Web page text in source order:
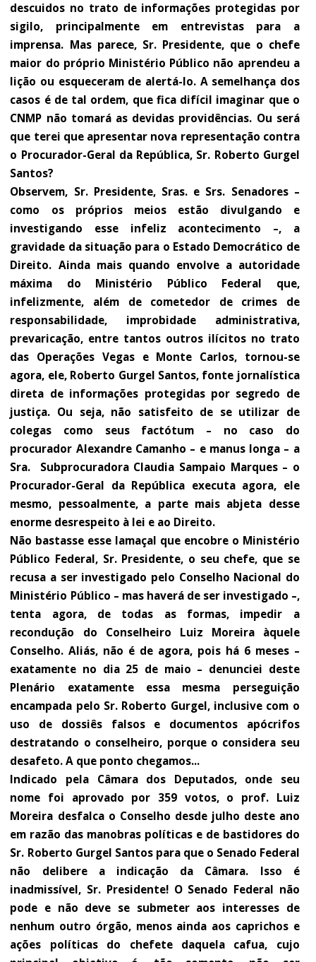
descuidos no trato de informações protegidas por
sigilo, principalmente em entrevistas para a
imprensa. Mas parece, Sr. Presidente, que o chefe
maior do próprio Ministério Público não aprendeu a
lição ou esqueceram de alertá-lo. A semelhança dos
casos é de tal ordem, que fica difícil imaginar que o
CNMP não tomará as devidas providências. Ou será
que terei que apresentar nova representação contra
o Procurador-Geral da República, Sr. Roberto Gurgel
Santos?
Observem, Sr. Presidente, Sras. e Srs. Senadores –
como os próprios meios estão divulgando e
investigando esse infeliz acontecimento –, a
gravidade da situação para o Estado Democrático de
Direito. Ainda mais quando envolve a autoridade
máxima do Ministério Público Federal que,
infelizmente, além de cometedor de crimes de
responsabilidade, improbidade administrativa,
prevaricação, entre tantos outros ilícitos no trato
das Operações Vegas e Monte Carlos, tornou-se
agora, ele, Roberto Gurgel Santos, fonte jornalística
direta de informações protegidas por segredo de
justiça. Ou seja, não satisfeito de se utilizar de
colegas como seus factótum – no caso do
procurador Alexandre Camanho – e manus longa – a
Sra. Subprocuradora Claudia Sampaio Marques – o
Procurador-Geral da República executa agora, ele
mesmo, pessoalmente, a parte mais abjeta desse
enorme desrespeito à lei e ao Direito.
Não bastasse esse lamaçal que encobre o Ministério
Público Federal, Sr. Presidente, o seu chefe, que se
recusa a ser investigado pelo Conselho Nacional do
Ministério Público – mas haverá de ser investigado –,
tenta agora, de todas as formas, impedir a
recondução do Conselheiro Luiz Moreira àquele
Conselho. Aliás, não é de agora, pois há 6 meses –
exatamente no dia 25 de maio – denunciei deste
Plenário exatamente essa mesma perseguição
encampada pelo Sr. Roberto Gurgel, inclusive com o
uso de dossiês falsos e documentos apócrifos
destratando o conselheiro, porque o considera seu
desafeto. A que ponto chegamos...
Indicado pela Câmara dos Deputados, onde seu
nome foi aprovado por 359 votos, o prof. Luiz
Moreira desfalca o Conselho desde julho deste ano
em razão das manobras políticas e de bastidores do
Sr. Roberto Gurgel Santos para que o Senado Federal
não delibere a indicação da Câmara. Isso é
inadmissível, Sr. Presidente! O Senado Federal não
pode e não deve se submeter aos interesses de
nenhum outro órgão, menos ainda aos caprichos e
ações políticas do chefete daquela cafua, cujo